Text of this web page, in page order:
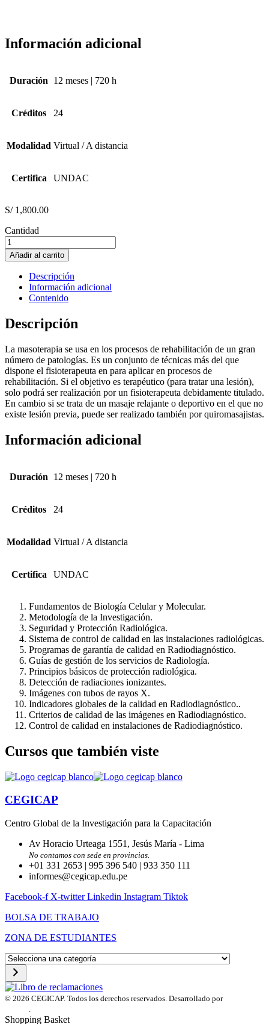
Información adicional
Duración 12 meses | 720 h
Créditos 24
Modalidad Virtual / A distancia
Certifica UNDAC
S/1,800.00
Cantidad
MASOTERAPIA
CLÍNICA
Y
TÉCNICAS
REHABILITACIÓN
cantidad
Añadir al carrito
Descripción
Información adicional
Contenido
Descripción
La masoterapia se usa en los procesos de rehabilitación de un gran
número de patologías. Es un conjunto de técnicas más del que
dispone el fisioterapeuta en para aplicar en procesos de
rehabilitación. Si el objetivo es terapéutico (para tratar una lesión),
solo podrá ser realización por un fisioterapeuta debidamente titulado.
En cambio si se trata de un masaje relajante o deportivo en el que no
existe lesión previa, puede ser realizado también por quiromasajistas.
Información adicional
Duración 12 meses | 720 h
Créditos 24
Modalidad Virtual / A distancia
Certifica UNDAC
Fundamentos de Biología Celular y Mo­lecular.
Metodología de la Investigación.
Seguridad y Protección Radiológica.
Sistema de control de calidad en las ins­talaciones radiológicas.
Programas de garantía de calidad en Radiodiagnóstico.
Guías de gestión de los servicios de Ra­diología.
Principios básicos de protección radioló­gica.
Detección de radiaciones ionizantes.
Imágenes con tubos de rayos X.
Indicadores globales de la calidad en Radiodiagnóstico..
Criterios de calidad de las imágenes en Radiodiagnóstico.
Control de calidad en instalaciones de Radiodiagnóstico.
Cursos que también viste
CEGICAP
Centro Global de la Investigación para la Capacitación
Av Horacio Urteaga 1551, Jesús María - Lima
No contamos con sede en provincias.
+01 331 2653 | 995 396 540 | 933 350 111
informes@cegicap.edu.pe
Facebook-f X-twitter Linkedin Instagram Tiktok
BOLSA DE TRABAJO
ZONA DE ESTUDIANTES
Selecciona
una
categoría
© 2026 CEGICAP. Todos los derechos reservados. Desarrollado por
.
Shopping Basket